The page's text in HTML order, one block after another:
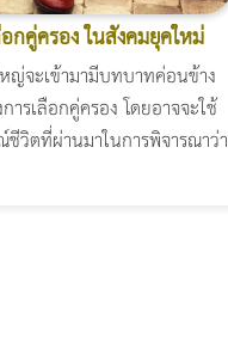
กคู่ครอง ในสังคมยุคใหม่
จะเข้ามามีบทบาทค่อนข้าง
ารเลือกคู่ครอง โดยอาจจะใช้
วิตที่ผ่านมาในการพิจารณาว่า